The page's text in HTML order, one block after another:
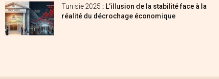
Tunisie 2025 : L’illusion de la stabilité face à la
réalité du décrochage économique